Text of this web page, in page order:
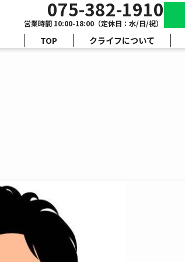
075-382-1910
営業時間 10:00-18:00（定休日：水/日/祝）
TOP クライフについて